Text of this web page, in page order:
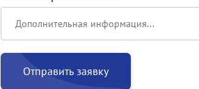
Отправить заявку